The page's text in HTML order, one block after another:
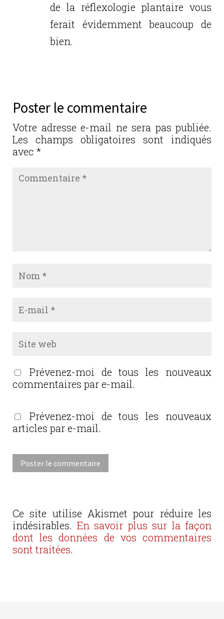
de la réflexologie plantaire vous
ferait évidemment beaucoup de
bien.
Poster le commentaire
Votre adresse e-mail ne sera pas publiée.
Les champs obligatoires sont indiqués
avec *
Prévenez-moi de tous les nouveaux
commentaires par e-mail.
Prévenez-moi de tous les nouveaux
articles par e-mail.
Ce site utilise Akismet pour réduire les
indésirables. En savoir plus sur la façon
dont les données de vos commentaires
sont traitées.